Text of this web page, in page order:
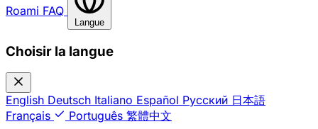
Roami FAQ
Langue
Choisir la langue
English Deutsch Italiano Español Русский 日本語
Français
Português 繁體中文